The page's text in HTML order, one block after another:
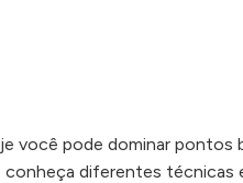
você pode dominar pontos
diferentes técnicas